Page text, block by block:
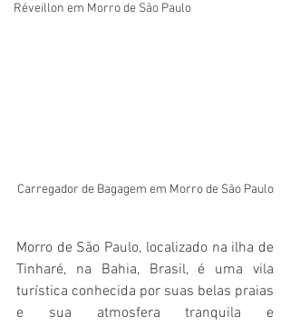
Réveillon em Morro de São Paulo
Carregador de Bagagem em Morro de São Paulo
Morro de São Paulo, localizado na ilha de
Tinharé, na Bahia, Brasil, é uma vila
turística conhecida por suas belas praias
e sua atmosfera tranquila e